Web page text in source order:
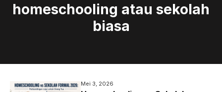
homeschooling atau sekolah
biasa
Mei 3, 2026